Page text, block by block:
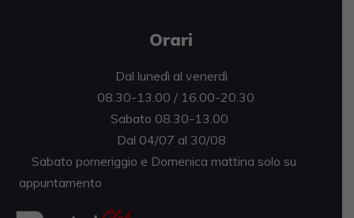
Orari
Dal lunedì al venerdì
08.30-13.00 / 16.00-20.30
Sabato 08.30-13.00
Dal 04/07 al 30/08
Sabato pomeriggio e Domenica mattina solo su
appuntamento